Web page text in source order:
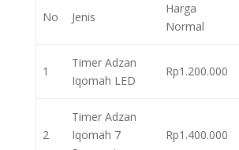
No Jenis
Harga
Normal
1
Timer Adzan
Iqomah LED
Rp1.200.000
2
Timer Adzan
Iqomah 7
Rp1.400.000